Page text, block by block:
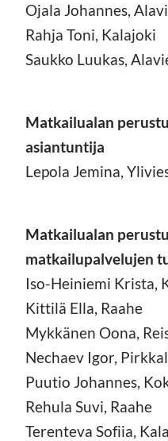
Ojala Johannes,
Rahja Toni, Kalajoki
Saukko Luukas,
Matkailualan
asiantuntija
Lepola Jemina,
Matkailualan
matkailupalvelujen
Iso-Heiniemi Krista,
Kittilä Ella, Raahe
Mykkänen Oona,
Nechaev Igor,
Puutio Johannes,
Rehula Suvi, Raahe
Terenteva Sofiia,